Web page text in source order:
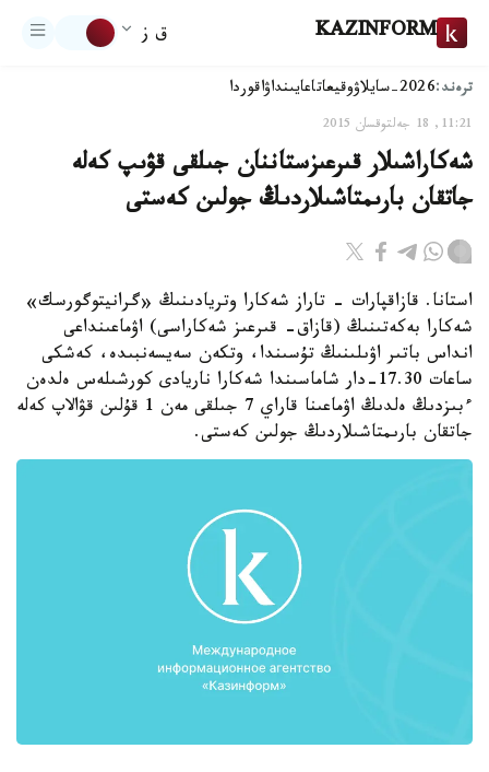
KAZINFORM ق ز
ترەند:2026-سايلاۋ وقيعاتاعايىنداۋاقوردا
11:21, 18 جەلتوقسان 2015
شەكاراشىلار قىرعىزستاننان جىلقى قۋىپ كەلە
جاتقان بارىمتاشىلاردىڭ جولىن كەستى
استانا. قازاقپارات - تاراز شەكارا وتريادىنىڭ «گرانيتوگورسك»
شەكارا بەكەتىنىڭ (قازاق- قىرعىز شەكاراسى) اۋماعىنداعى
انداس باتىر اۋىلىنىڭ تۇسىندا، وتكەن سەيسەنبىدە، كەشكى
ساعات 17.30-دار شاماسىندا شەكارا ناريادى كورشىلەس ەلدەن
ءبىزدىڭ ەلدىڭ اۋماعىنا قاراي 7 جىلقى مەن 1 قۇلىن قۋالاپ كەلە
جاتقان بارىمتاشىلاردىڭ جولىن كەستى.